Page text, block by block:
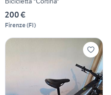
200 €
Firenze(FI)